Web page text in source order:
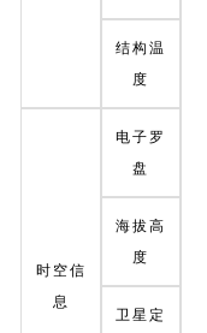
结构温
度
时空信
息
电子罗
盘
海拔高
度
卫星定